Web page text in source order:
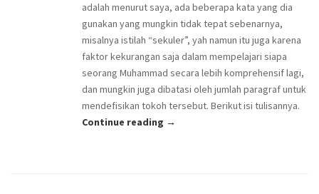
adalah menurut saya, ada beberapa kata yang dia
gunakan yang mungkin tidak tepat sebenarnya,
misalnya istilah “sekuler”, yah namun itu juga karena
faktor kekurangan saja dalam mempelajari siapa
seorang Muhammad secara lebih komprehensif lagi,
dan mungkin juga dibatasi oleh jumlah paragraf untuk
mendefisikan tokoh tersebut. Berikut isi tulisannya.
Continue reading →